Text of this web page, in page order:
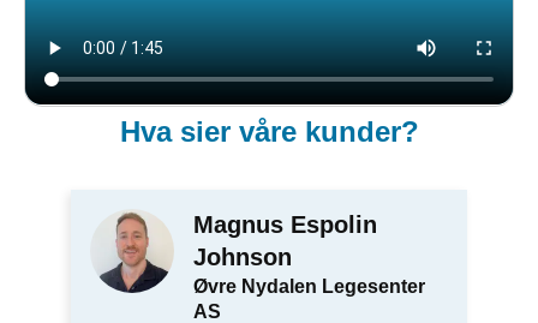
Hva sier våre kunder?
Magnus Espolin
Johnson
Øvre Nydalen Legesenter
AS